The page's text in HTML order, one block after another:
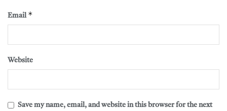
Email *
Website
Save my name, email, and website in this browser for the next